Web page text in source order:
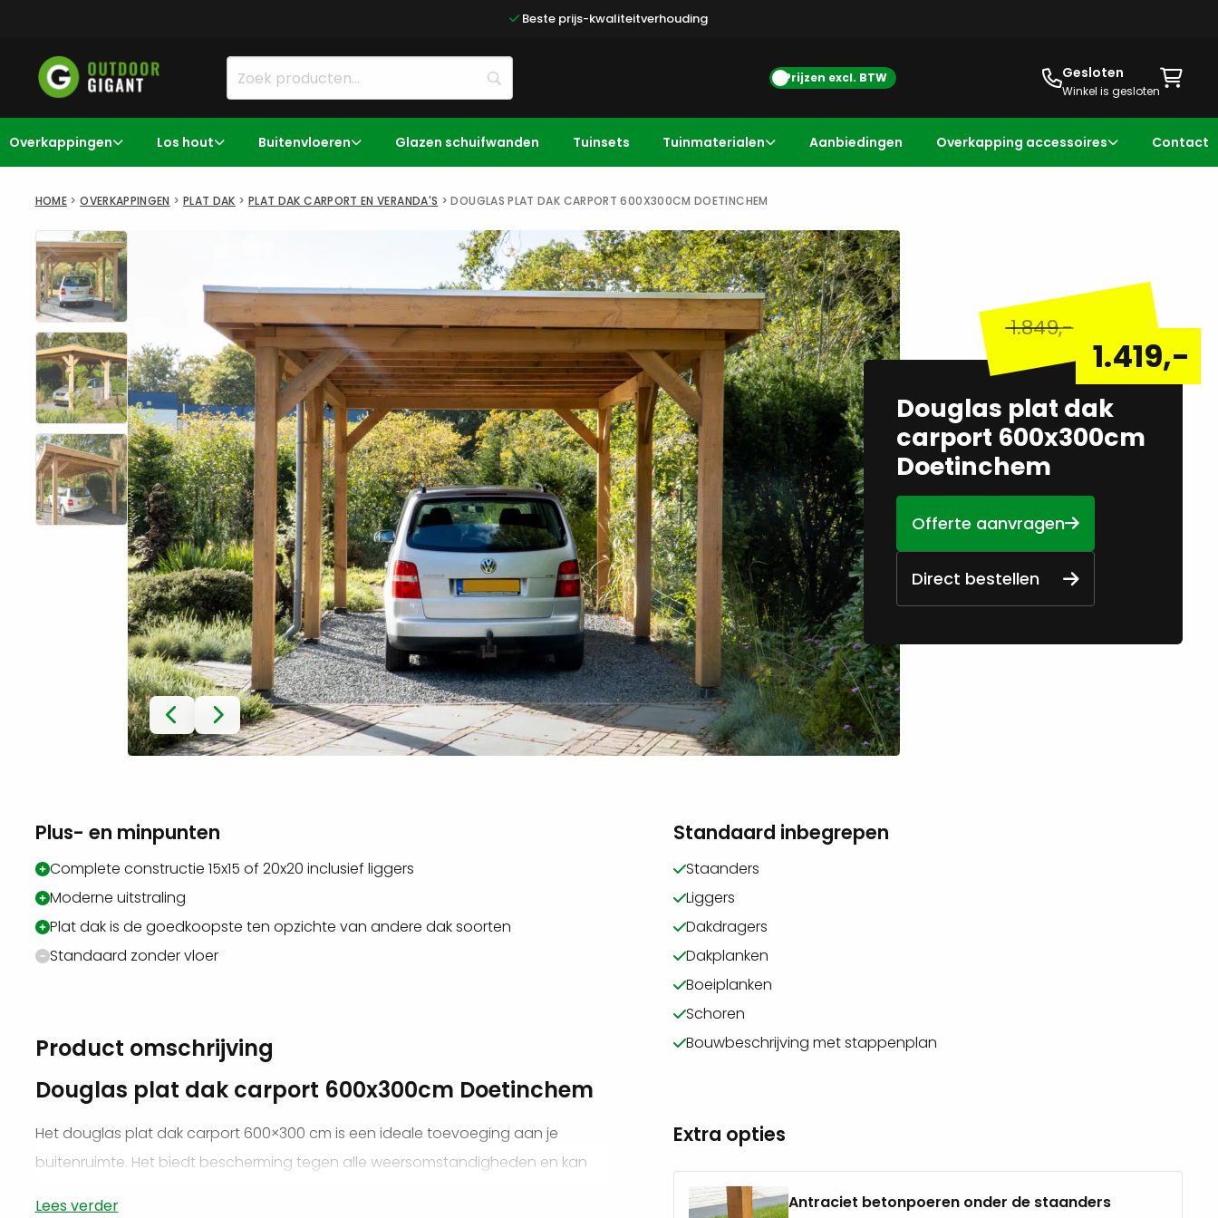
Beste prijs-kwaliteitverhouding
Prijzen excl. BTW Gesloten
Winkel is gesloten
Overkappingen Los hout Buitenvloeren Glazen schuifwanden Tuinsets Tuinmaterialen Aanbiedingen Overkapping accessoires Contact
HOME >OVERKAPPINGEN > PLAT DAK > PLAT DAK CARPORT EN VERANDA'S >DOUGLAS PLAT DAK CARPORT 600X300CM DOETINCHEM
Douglas plat dak
carport 600x300cm
Doetinchem
1.849,-
1.419,-
Offerte aanvragen
Direct bestellen
Plus- en minpunten
Complete constructie 15x15 of 20x20 inclusief liggers
Moderne uitstraling
Plat dak is de goedkoopste ten opzichte van andere dak soorten
Standaard zonder vloer
Product omschrijving
Douglas plat dak carport 600x300cm Doetinchem
Het douglas plat dak carport 600×300 cm is een ideale toevoeging aan je
buitenruimte. Het biedt bescherming tegen alle weersomstandigheden en kan
Lees verder
Standaard inbegrepen
Staanders
Liggers
Dakdragers
Dakplanken
Boeiplanken
Schoren
Bouwbeschrijving met stappenplan
Extra opties
Antraciet betonpoeren onder de staanders